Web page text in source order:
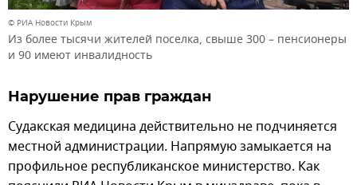
© РИА Новости Крым
Из более тысячи жителей поселка, свыше 300 – пенсионеры
и 90 имеют инвалидность
Нарушение прав граждан
Судакская медицина действительно не подчиняется
местной администрации. Напрямую замыкается на
профильное республиканское министерство. Как